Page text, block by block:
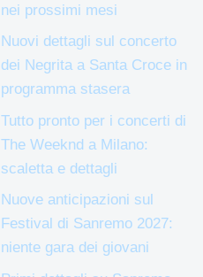
nei prossimi mesi
Nuovi dettagli sul concerto
dei Negrita a Santa Croce in
programma stasera
Tutto pronto per i concerti di
The Weeknd a Milano:
scaletta e dettagli
Nuove anticipazioni sul
Festival di Sanremo 2027:
niente gara dei giovani